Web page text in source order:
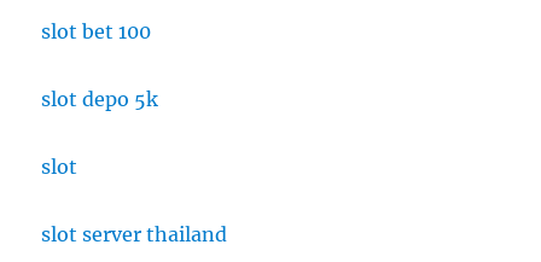
slot bet 100
slot depo 5k
slot
slot server thailand